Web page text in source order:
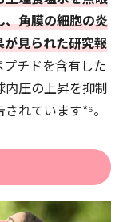
、角膜の細胞の炎
見られた研究報
チドを含有した
圧の上昇を抑制
れています*⁶。